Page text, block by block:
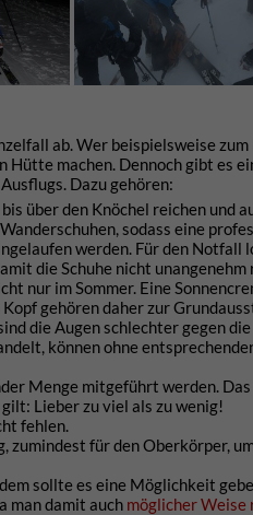
ab. Wer beispielsweise
machen. Dennoch gibt es
Dazu gehören:
über den Knöchel reichen
sodass eine
werden. Für den
die Schuhe nicht unangenehm
nur im Sommer. Eine
gehören daher zur
die Augen schlechter gegen
können ohne
Menge mitgeführt werden.
Lieber zu viel als zu wenig!
fehlen.
für den Oberkörper,
sollte es eine Möglichkeit
man damit auch möglicher Weise